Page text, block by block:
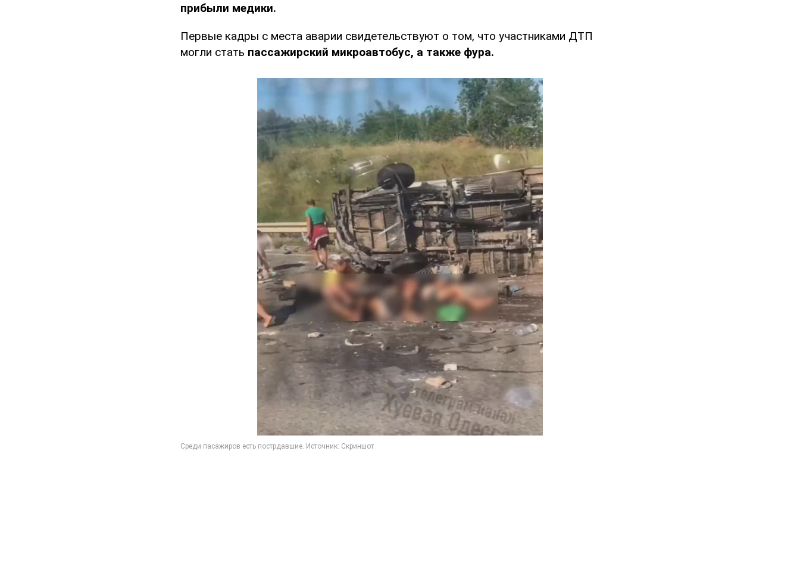
прибыли медики.
Первые кадры с места аварии свидетельствуют о том, что участниками ДТП
могли стать пассажирский микроавтобус, а также фура.